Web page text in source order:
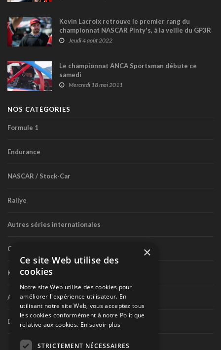
Kevin Lacroix retrouve le premier rang du
championnat NASCAR Pinty's, à la veille du GP3R
Jeudi 4 août 2022
Le championnat ANCA Sportsman débute ce
samedi
Mercredi 18 mai 2011
NOS CATÉGORIES
Formule 1
Endurance
NASCAR / Stock-Car
Rallye
Autres séries internationales
Circuit routier canadien
Karting
Autres séries nationales
Divers
×
Ce site Web utilise des
cookies
Notre site Web utilise des cookies pour
améliorer l'expérience utilisateur. En
utilisant notre site Web, vous acceptez tous
les cookies conformément à notre Politique
relative aux cookies. En savoir plus
STRICTEMENT NÉCESSAIRES